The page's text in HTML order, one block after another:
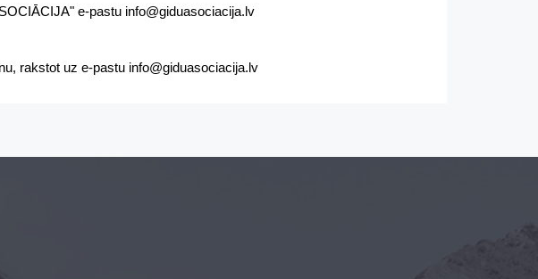
e-pastu info@giduasociacija.lv
rakstot uz e-pastu info@giduasociacija.lv